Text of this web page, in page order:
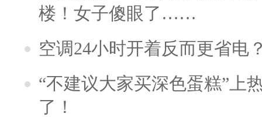
楼！女子傻眼了……
空调24小时开着反而更省电
“不建议大家买深色蛋糕”上
了！